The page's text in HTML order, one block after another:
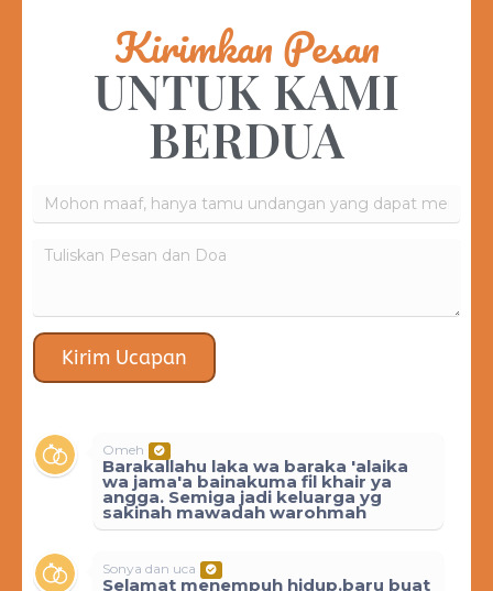
Kirimkan Pesan
UNTUK KAMI
BERDUA
Kirim Ucapan
Omeh
Barakallahu laka wa baraka 'alaika
wa jama'a bainakuma fil khair ya
angga. Semiga jadi keluarga yg
sakinah mawadah warohmah
Sonya dan uca
Selamat menempuh hidup.baru buat